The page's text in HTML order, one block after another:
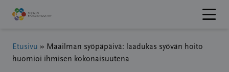
Hyppää
sisältöön
Etusivu » Maailman syöpäpäivä: laadukas syövän hoito
huomioi ihmisen kokonaisuutena